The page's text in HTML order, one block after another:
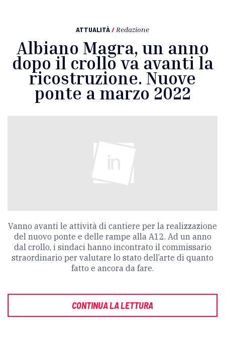
ATTUALITÀ/ Redazione
Albiano Magra, un anno
dopo il crollo va avanti la
ricostruzione. Nuove
ponte a marzo 2022
Vanno avanti le attività di cantiere per la realizzazione
del nuovo ponte e delle rampe alla A12. Ad un anno
dal crollo, i sindaci hanno incontrato il commissario
straordinario per valutare lo stato dell’arte di quanto
fatto e ancora da fare.
CONTINUA LA LETTURA